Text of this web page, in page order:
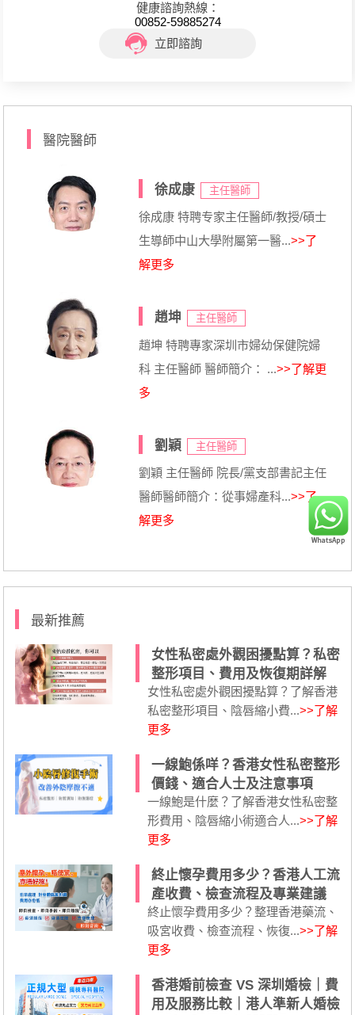
健康諮詢熱線：
00852-59885274
立即諮詢
醫院醫師
徐成康 主任醫師
徐成康 特聘专家主任醫師/教授/碩士
生導師中山大學附屬第一醫...>>了
解更多
趙坤 主任醫師
趙坤 特聘專家深圳市婦幼保健院婦
科 主任醫師 醫師簡介： ...>>了解更
多
劉穎 主任醫師
劉穎 主任醫師 院長/黨支部書記主任
醫師醫師簡介：從事婦產科...>>了
解更多
最新推薦
女性私密處外觀困擾點算？私密
整形項目、費用及恢復期詳解
女性私密處外觀困擾點算？了解香港
私密整形項目、陰唇縮小費...>>了解
更多
一線鮑係咩？香港女性私密整形
價錢、適合人士及注意事項
一線鮑是什麼？了解香港女性私密整
形費用、陰唇縮小術適合人...>>了解
更多
終止懷孕費用多少？香港人工流
產收費、檢查流程及專業建議
終止懷孕費用多少？整理香港藥流、
吸宮收費、檢查流程、恢復...>>了解
更多
香港婚前檢查 VS 深圳婚檢｜費
用及服務比較｜港人準新人婚檢